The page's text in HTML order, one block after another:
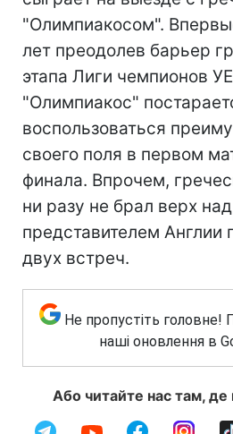
"Олимпиакосом".
лет преодолев барьер
этапа Лиги чемпионов
"Олимпиакос"
воспользоваться
своего поля в первом
финала. Впрочем,
ни разу не брал верх над
представителем Англии
двух встреч.
Не пропустіть головне!
наші оновлення в
Або читайте нас там, де